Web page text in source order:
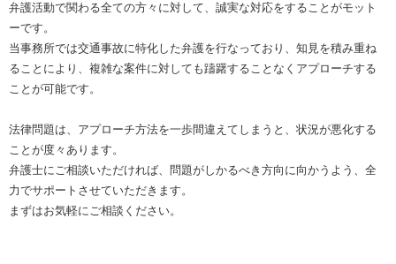
弁護活動で関わる全ての方々に対して、誠実な対応をすることがモット
ーです。
当事務所では交通事故に特化した弁護を行なっており、知見を積み重ね
ることにより、複雑な案件に対しても躊躇することなくアプローチする
ことが可能です。
法律問題は、アプローチ方法を一歩間違えてしまうと、状況が悪化する
ことが度々あります。
弁護士にご相談いただければ、問題がしかるべき方向に向かうよう、全
力でサポートさせていただきます。
まずはお気軽にご相談ください。